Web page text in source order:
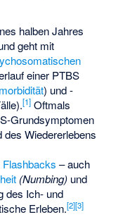
halben Jahres
geht mit
einer PTBS
) und -
[1] Oftmals
Grundsymptomen
des Wiedererlebens
Flashbacks – auch
(Numbing) und
des Ich- und
Erleben.[2][3]